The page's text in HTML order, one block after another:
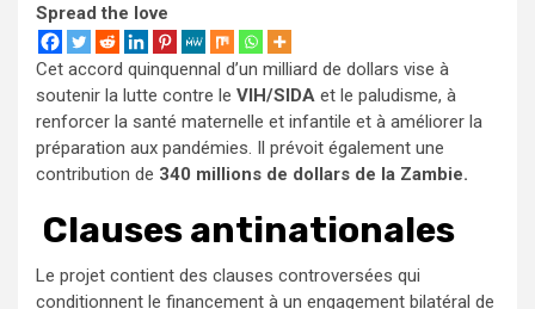
Spread the love
Cet accord quinquennal d’un milliard de dollars vise à
soutenir la lutte contre le VIH/SIDA et le paludisme, à
renforcer la santé maternelle et infantile et à améliorer la
préparation aux pandémies. Il prévoit également une
contribution de 340 millions de dollars de la Zambie.
Clauses antinationales
Le projet contient des clauses controversées qui
conditionnent le financement à un engagement bilatéral de